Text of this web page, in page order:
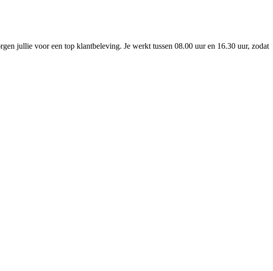
jullie voor een top klantbeleving. Je werkt tussen 08.00 uur en 16.30 uur, zodat